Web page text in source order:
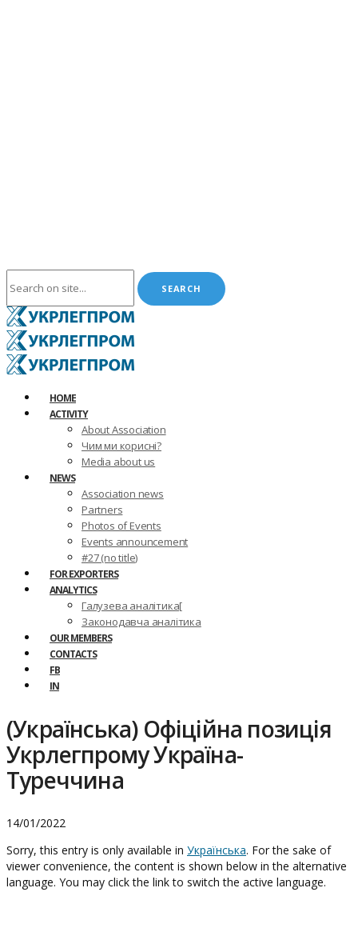
HOME
ACTIVITY
About Association
Чим ми корисні?
Media about us
NEWS
Association news
Partners
Photos of Events
Events announcement
#27 (no title)
FOR EXPORTERS
ANALYTICS
Галузева аналітика[
Законодавча аналітика
OUR MEMBERS
CONTACTS
FB
IN
(Українська) Офіційна позиція
Укрлегпрому Україна-
Туреччина
14/01/2022
Sorry, this entry is only available in Українська. For the sake of
viewer convenience, the content is shown below in the alternative
language. You may click the link to switch the active language.